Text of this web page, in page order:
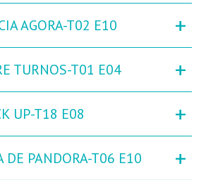
AGORA-T02 E10 +
TURNOS-T01 E04 +
UP-T18 E08 +
DE PANDORA-T06 E10 +